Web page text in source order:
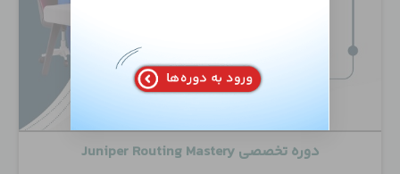
دوره تخصصی Juniper Routing Mastery